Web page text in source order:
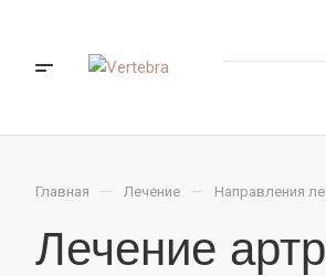
Главная — Лечение — Направления
Лечение